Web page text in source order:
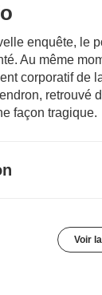
enquête, le
Au même
corporatif de
retrouvé
façon tragique.
Voir